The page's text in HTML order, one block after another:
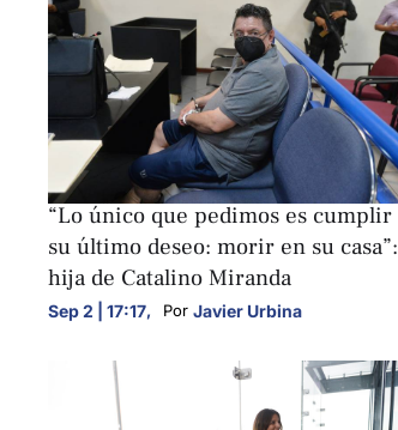
NACIONALES
“Lo único que pedimos es cumplir
su último deseo: morir en su casa”:
hija de Catalino Miranda
Sep 2 | 17:17, Por Javier Urbina